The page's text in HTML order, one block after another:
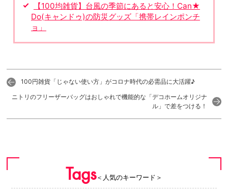
【100均雑貨】台風の季節にあると安心！Can★
Do(キャンドゥ)の防災グッズ「携帯レインポンチ
ョ」
100円雑貨「じゃない使い方」がコロナ時代の必需品に大活躍♪
ニトリのフリーザーバッグはおしゃれで機能的な「デコホームオリジナ
ル」で差をつける！
Tags＜人気のキーワード＞